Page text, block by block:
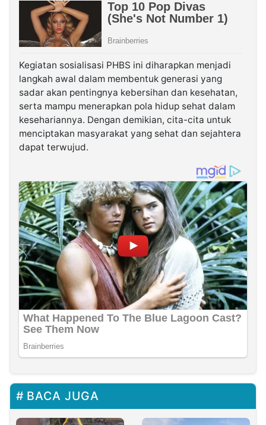
Kegiatan sosialisasi PHBS ini diharapkan menjadi
langkah awal dalam membentuk generasi yang
sadar akan pentingnya kebersihan dan kesehatan,
serta mampu menerapkan pola hidup sehat dalam
kesehariannya. Dengan demikian, cita-cita untuk
menciptakan masyarakat yang sehat dan sejahtera
dapat terwujud.
BACA JUGA